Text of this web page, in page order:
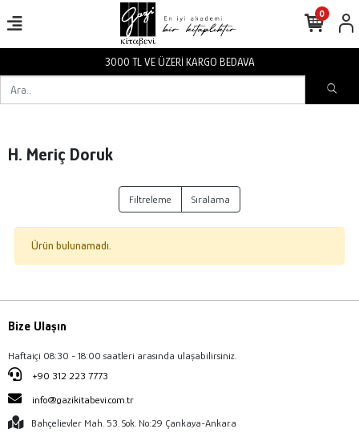
3000 TL VE ÜZERİ KARGO BEDAVA
0
H. Meriç Doruk
Filtreleme Sıralama
Ürün bulunamadı.
Bize Ulaşın
Haftaiçi 08:30 - 18:00 saatleri arasında ulaşabilirsiniz.
+90 312 223 7773
info@gazikitabevi.com.tr
Bahçelievler Mah. 53. Sok. No:29 Çankaya-Ankara